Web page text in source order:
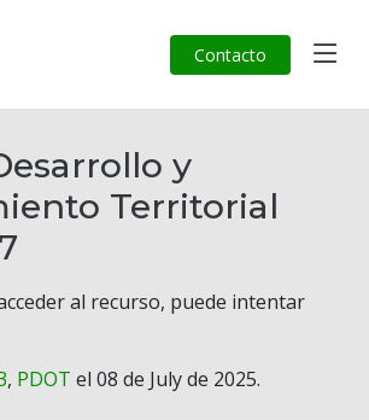
Contacto
y
Territorial
al recurso, puede intentar
, PDOT el 08 de July de 2025.